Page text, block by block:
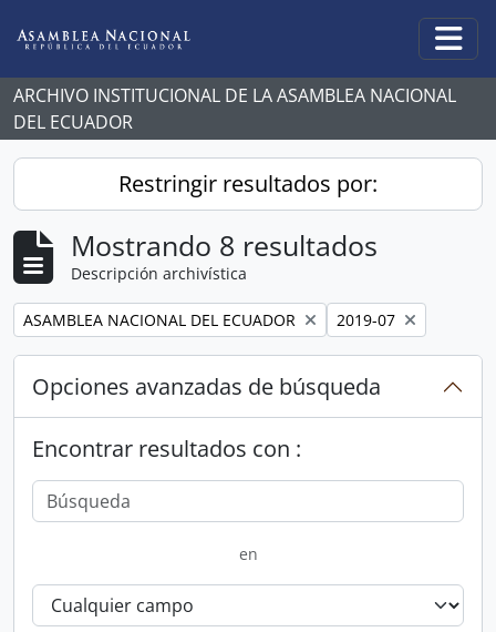
ARCHIVO INSTITUCIONAL DE LA ASAMBLEA NACIONAL
DEL ECUADOR
Restringir resultados por:
Mostrando 8 resultados
Descripción archivística
Remove filter:
ASAMBLEA NACIONAL DEL ECUADOR Remove filter:
2019-07
Opciones avanzadas de búsqueda
Encontrar resultados con :
en